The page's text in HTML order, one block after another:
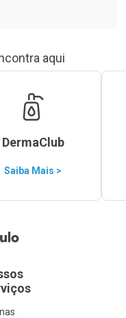
aqui
DermaClub
Saiba Mais >